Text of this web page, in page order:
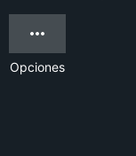
Opciones